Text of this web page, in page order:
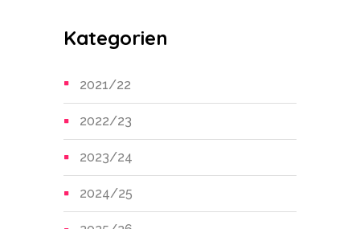
Kategorien
2021/22
2022/23
2023/24
2024/25